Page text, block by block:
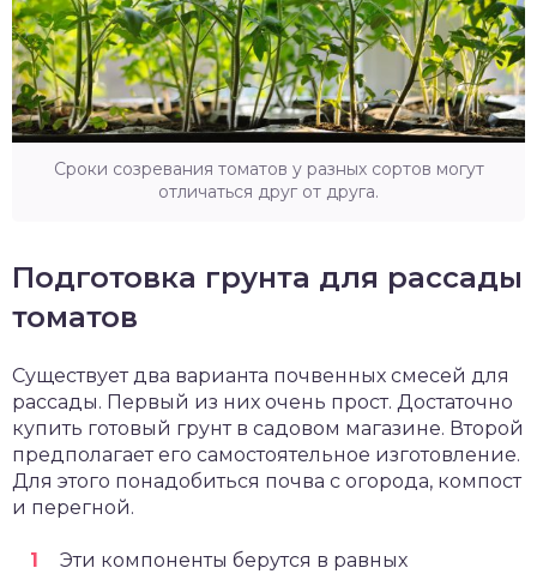
Сроки созревания томатов у разных сортов могут
отличаться друг от друга.
Подготовка грунта для рассады
томатов
Существует два варианта почвенных смесей для
рассады. Первый из них очень прост. Достаточно
купить готовый грунт в садовом магазине. Второй
предполагает его самостоятельное изготовление.
Для этого понадобиться почва с огорода, компост
и перегной.
Эти компоненты берутся в равных